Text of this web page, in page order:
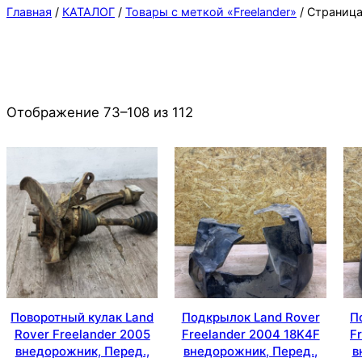
Главная / КАТАЛОГ / Товары с меткой «Freelander» /
Отображение 73–108 из 112
Поворотный кулак Land
Rover Freelander 2005
внедорожник, Перед.,
Подкрылок Land Rover
Freelander 2004 18K4F
внедорожник, Перед.,